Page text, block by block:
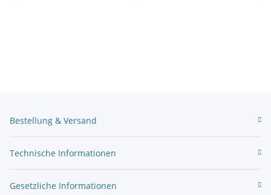
Bestellung & Versand
Technische Informationen
Gesetzliche Informationen